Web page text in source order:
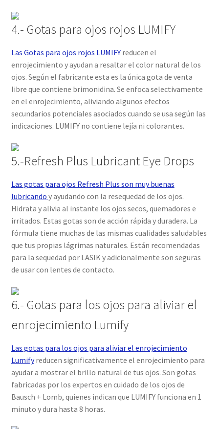
4.- Gotas para ojos rojos LUMIFY
Las Gotas para ojos rojos LUMIFYreducen el
enrojecimiento y ayudan a resaltar el color natural de los
ojos. Según el fabricante esta es la única gota de venta
libre que contiene brimonidina. Se enfoca selectivamente
en el enrojecimiento, aliviando algunos efectos
secundarios potenciales asociados cuando se usa según las
indicaciones. LUMIFY no contiene lejía ni colorantes.
5.-Refresh Plus Lubricant Eye Drops
Las gotas para ojos Refresh Plus son muy buenas
lubricando y ayudando con la resequedad de los ojos.
Hidrata y alivia al instante los ojos secos, quemadores e
irritados. Estas gotas son de acción rápida y duradera. La
fórmula tiene muchas de las mismas cualidades saludables
que tus propias lágrimas naturales. Están recomendadas
para la sequedad por LASIK y adicionalmente son seguras
de usar con lentes de contacto.
6.- Gotas para los ojos para aliviar el
enrojecimiento Lumify
Las gotas para los ojos para aliviar el enrojecimiento
Lumifyreducen significativamente el enrojecimiento para
ayudar a mostrar el brillo natural de tus ojos. Son gotas
fabricadas por los expertos en cuidado de los ojos de
Bausch + Lomb, quienes indican que LUMIFY funciona en 1
minuto y dura hasta 8 horas.